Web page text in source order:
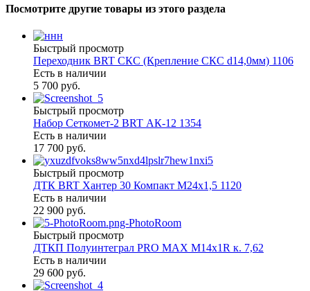
Посмотрите другие товары из этого раздела
Быстрый просмотр
Переходник BRT СКС (Крепление СКС d14,0мм) 1106
Есть в наличии
5 700 руб.
Быстрый просмотр
Набор Сеткомет-2 BRT АК-12 1354
Есть в наличии
17 700 руб.
Быстрый просмотр
ДТК BRT Хантер 30 Компакт М24х1,5 1120
Есть в наличии
22 900 руб.
Быстрый просмотр
ДТКП Полуинтеграл PRO MAX М14х1R к. 7,62
Есть в наличии
29 600 руб.